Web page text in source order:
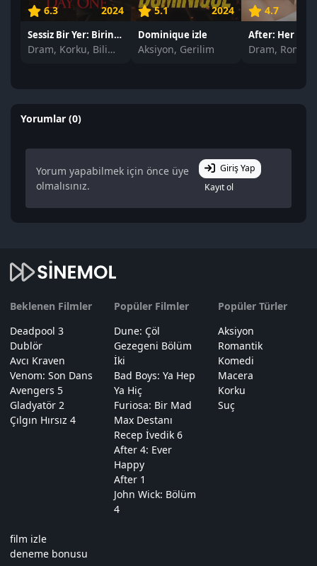
6.3 2024
Sessiz Bir Yer: Birinci Gün izle
Dram, Korku, Bilim Kurgu
5.1 2024
Dominique izle
Aksiyon, Gerilim
4.7
After: Her Şey
Dram,
Yorumlar (0)
Yorum yapabilmek için önce üye
olmalısınız.
Giriş Yap
Kayıt ol
Beklenen Filmler
Deadpool 3
Dublör
Avcı Kraven
Venom: Son Dans
Avengers 5
Gladyatör 2
Çılgın Hırsız 4
Popüler Filmler
Dune: Çöl
Gezegeni Bölüm
İki
Bad Boys: Ya Hep
Ya Hiç
Furiosa: Bir Mad
Max Destanı
Recep İvedik 6
After 4: Ever
Happy
After 1
John Wick: Bölüm
4
Popüler Türler
Aksiyon
Romantik
Komedi
Macera
Korku
Suç
film izle
deneme bonusu